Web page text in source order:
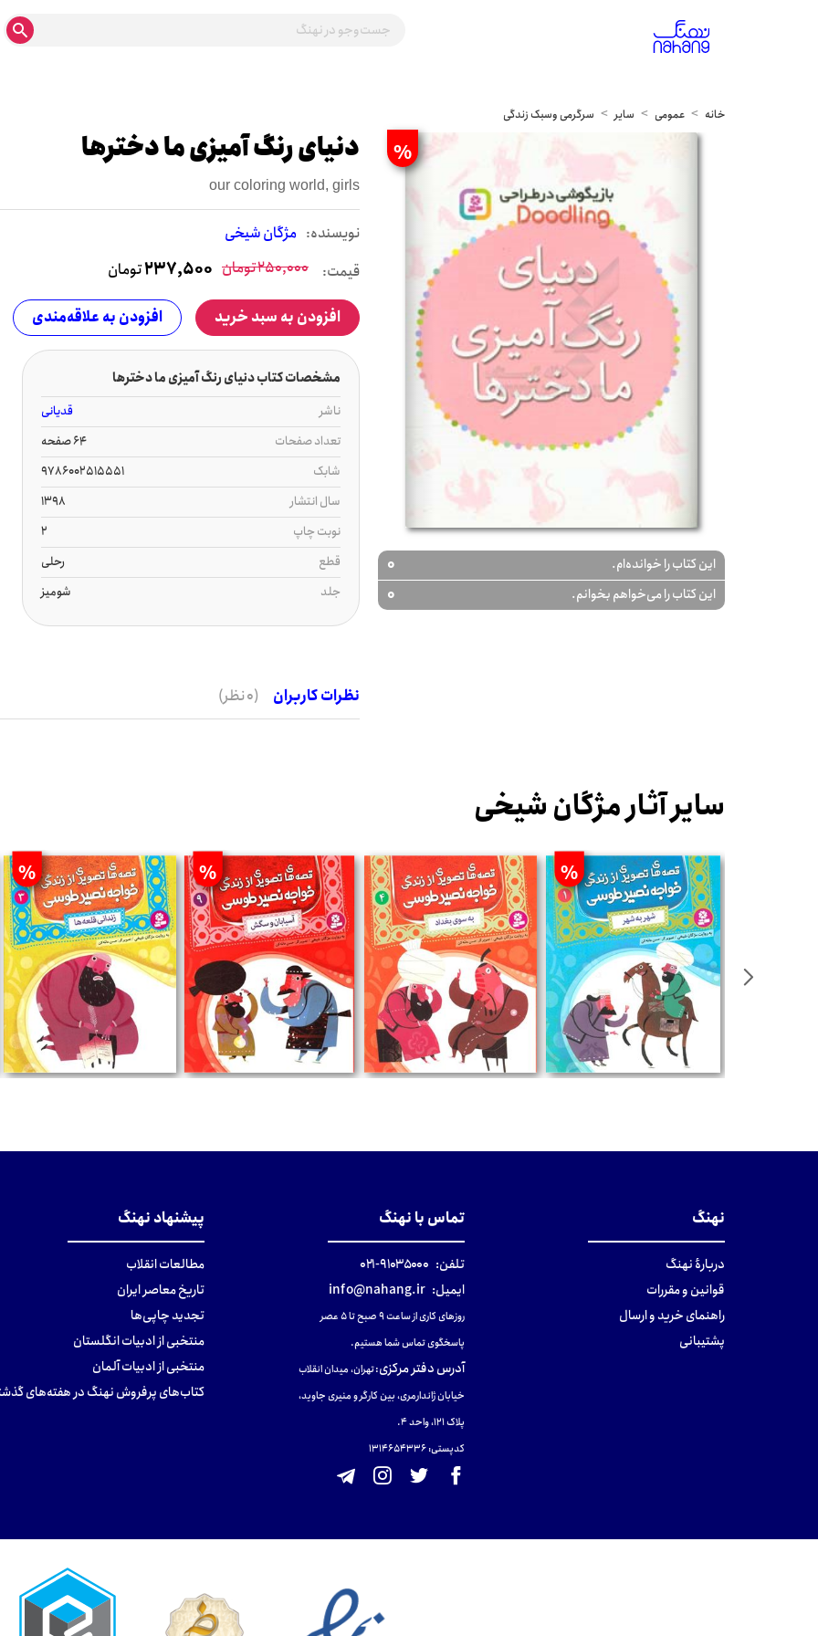
خانه عمومی سایر سرگرمی وسبک زندگی
%
این کتاب را خوانده‌ام. 0
این کتاب را می‌خواهم بخوانم. 0
دنیای رنگ آمیزی ما دخترها
our coloring world, girls
نويسنده: مژگان شیخی
قیمت: 250,000تومان 237,500تومان
افزودن به سبد خرید افزودن به علاقه‌مندی
مشخصات کتاب دنیای رنگ آمیزی ما دخترها
ناشر
قدیانی
تعداد صفحات
64 صفحه
شابک
9786002515551
سال انتشار
1398
نوبت چاپ
2
قطع
رحلی
جلد
شومیز
نظرات کاربران (0 نظر)
سایر آثار مژگان شیخی
%
%
%
نهنگ
دربارهٔ نهنگ
قوانین و مقررات
راهنمای خرید و ارسال
پشتیبانی
تماس با نهنگ
تلفن: ۹۱۰۳۵۰۰۰-۰۲۱
ایمیل: info@nahang.ir
روزهای کاری از ساعت ۹ صبح تا ۵ عصر
پاسخگوی تماس شما هستیم.
آدرس دفتر مرکزی:تهران، میدان انقلاب
خیابان ژاندارمری، بین کارگر و منیری جاوید،
پلاک 121، واحد ۴.
کدپستی: 131465433۶
پیشنهاد نهنگ
مطالعات انقلاب
تاریخ معاصر ایران
تجدید چاپی‌ها
منتخبی از ادبیات انگلستان
منتخبی از ادبیات آلمان
کتاب‌های پرفروش نهنگ در هفته‌های